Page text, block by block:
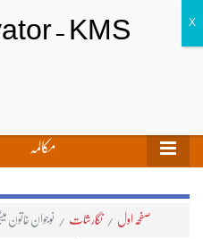
مکالمہ
صفحہ اول / نگارشات / نوجوان خاتون